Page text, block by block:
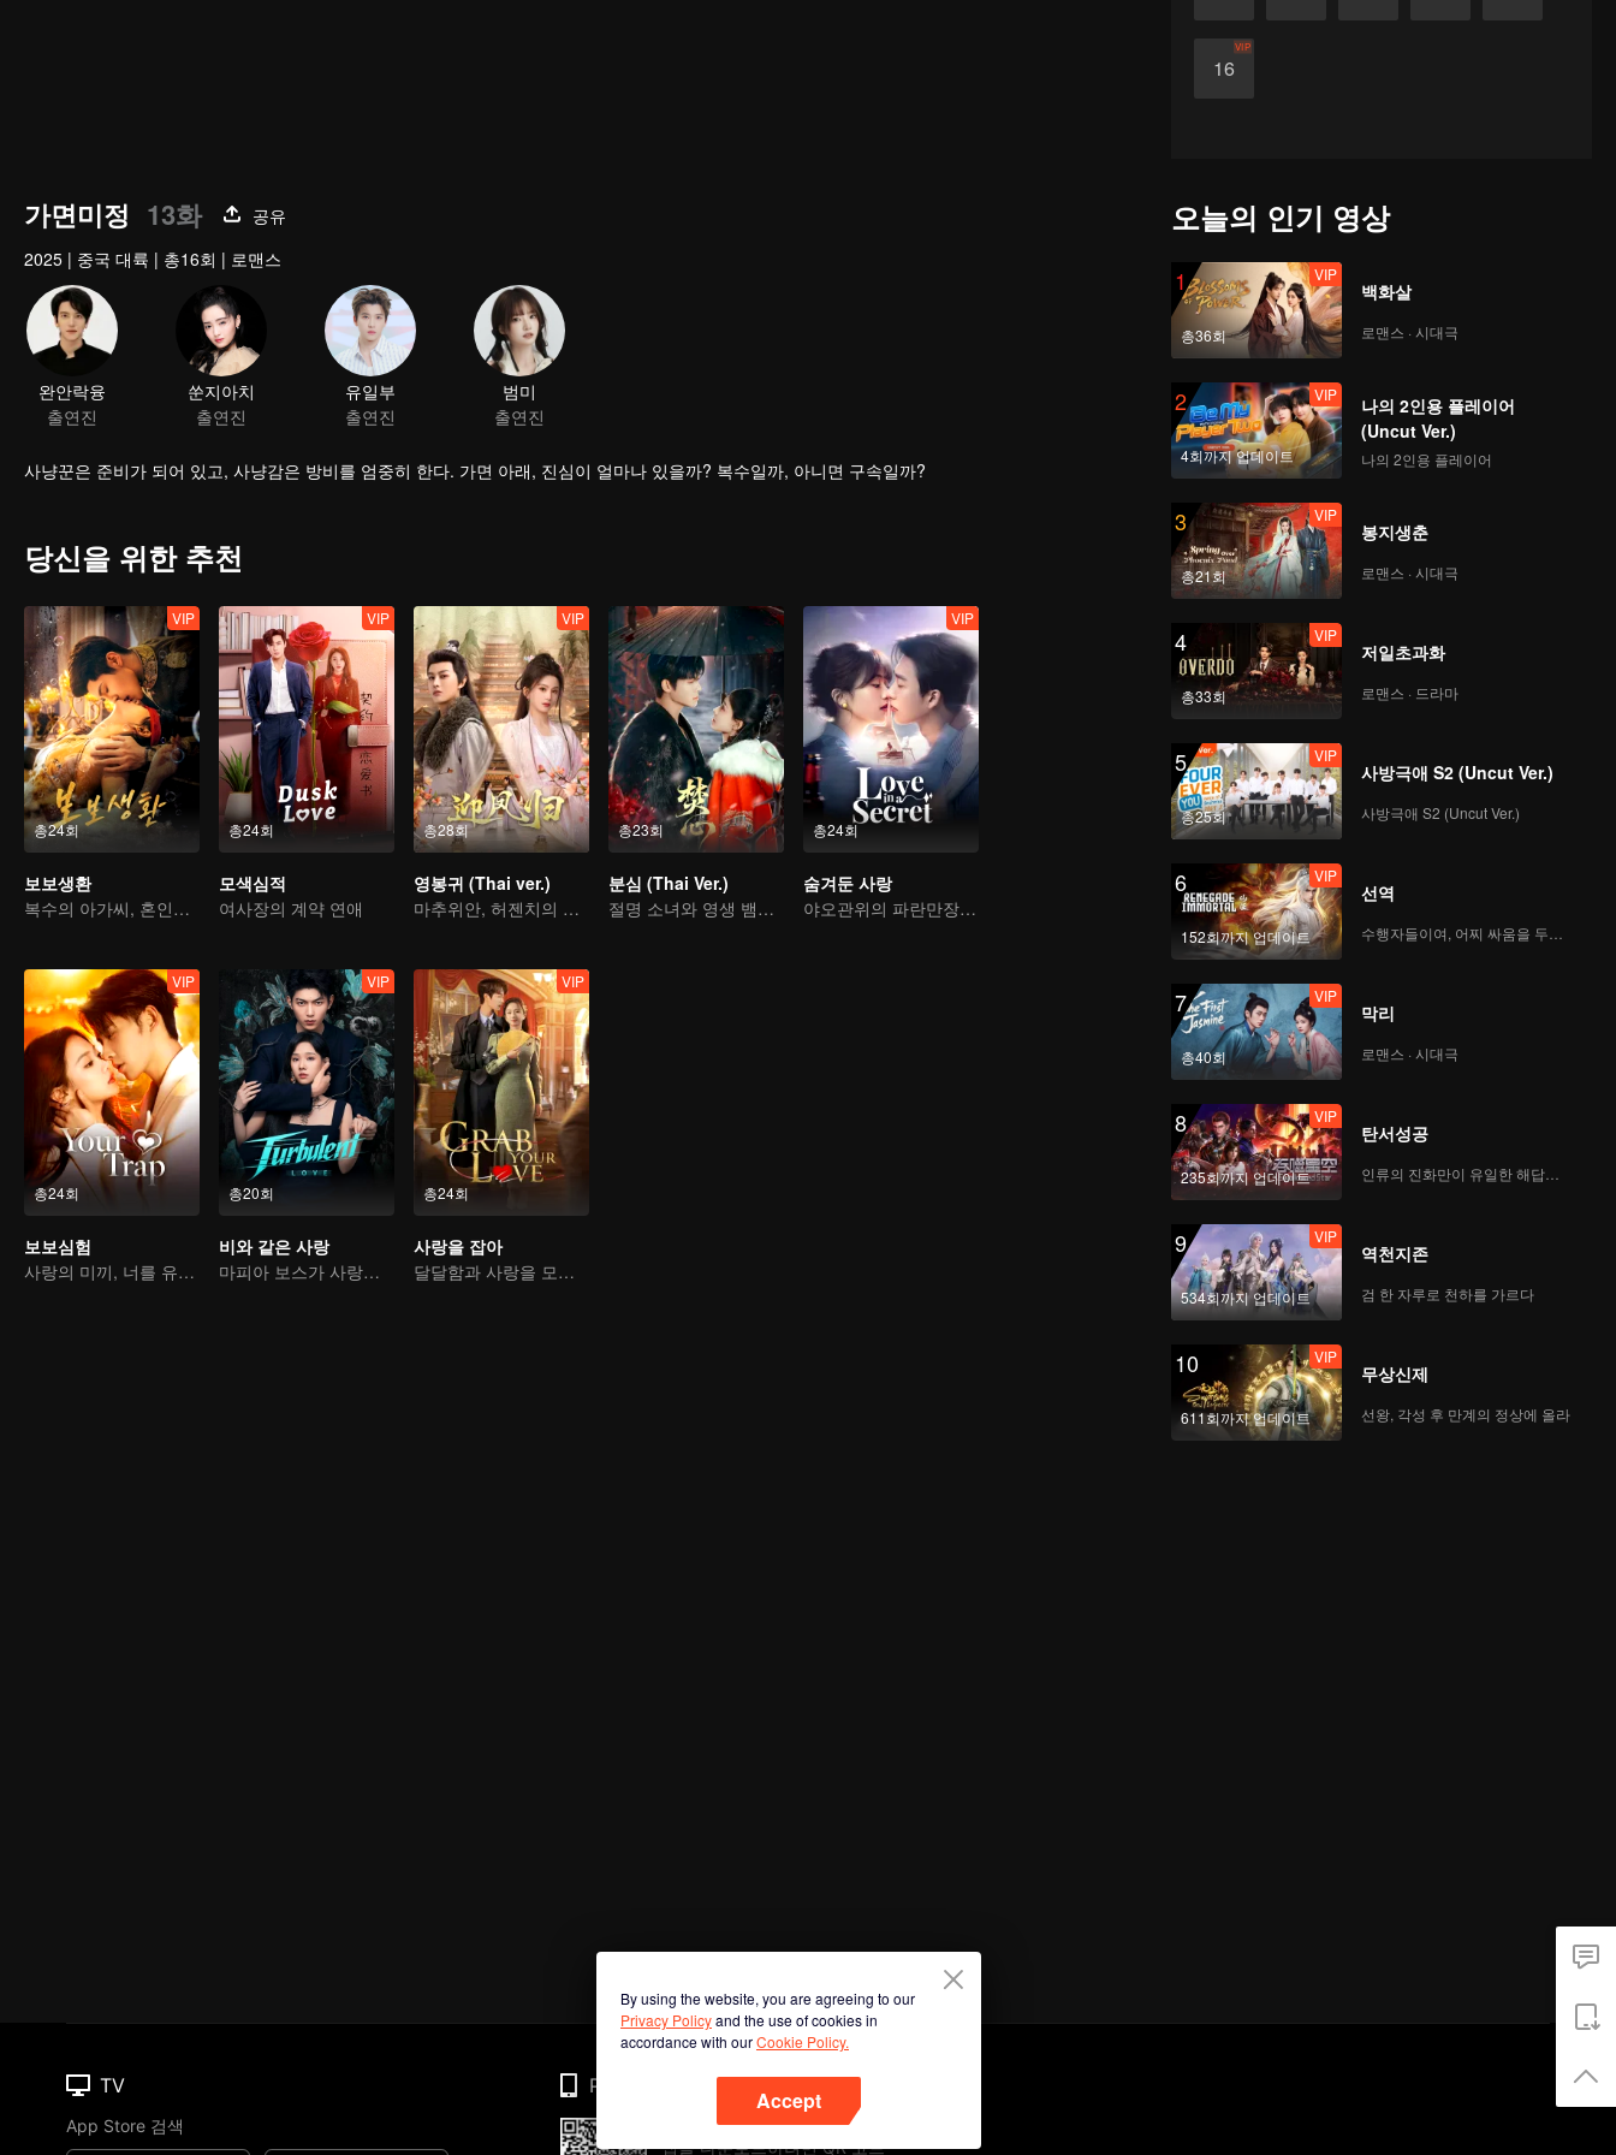
16
VIP
가면미정 13화
공유
2025 | 중국 대륙 | 총16회 | 로맨스
완안락융
출연진
쑨지아치
출연진
유일부
출연진
범미
출연진
사냥꾼은 준비가 되어 있고, 사냥감은 방비를 엄중히 한다. 가면 아래, 진심이 얼마나 있을까? 복수일까, 아니면 구속일까?
당신을 위한 추천
총24회
VIP
보보생환
복수의 아가씨, 혼인을 미끼로 재벌가에 시집간다
총24회
VIP
모색심적
여사장의 계약 연애
총28회
VIP
영봉귀 (Thai ver.)
마추위안, 허젠치의 인생 역습
총23회
분심 (Thai Ver.)
절명 소녀와 영생 뱀파이어의 지지고 볶는 이야기
총24회
VIP
숨겨둔 사랑
야오관위의 파란만장 연애사
총24회
VIP
보보심험
사랑의 미끼, 너를 유혹하다
총20회
VIP
비와 같은 사랑
마피아 보스가 사랑에 빠진 그녀는 사실 잠입 수사관
총24회
VIP
사랑을 잡아
달달함과 사랑을 모두 가진 친잔과 민장시
오늘의 인기 영상
1
총36회
VIP
백화살
로맨스 · 시대극
2
4회까지 업데이트
VIP
나의 2인용 플레이어
(Uncut Ver.)
나의 2인용 플레이어
3
총21회
VIP
봉지생춘
로맨스 · 시대극
4
총33회
VIP
저일초과화
로맨스 · 드라마
5
총25회
VIP
사방극애 S2 (Uncut Ver.)
사방극애 S2 (Uncut Ver.)
6
152회까지 업데이트
VIP
선역
7
총40회
VIP
막리
로맨스 · 시대극
8
235회까지 업데이트
VIP
탄서성공
인류의 진화만이 유일한 해답이다
9
534회까지 업데이트
VIP
역천지존
검 한 자루로 천하를 가르다
10
611회까지 업데이트
VIP
무상신제
선왕, 각성 후 만계의 정상에 올라
By using the website, you are agreeing to our
Privacy Policyand the use of cookies in
accordance with ourCookie Policy.
Accept
TV
App Store 검색
Phone
앱을 다운로드하려면 QR 코드